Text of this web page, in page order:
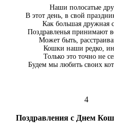
Наши полосатые
В этот день, в свой
Как большая дружная
Поздравленья принимают
Может быть,
Кошки наши редко,
Только это точно не
Будем мы любить своих
4
Поздравления с Днем